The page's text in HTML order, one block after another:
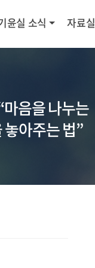
윤실 소식 자료실
음을 나누는
아주는 법”